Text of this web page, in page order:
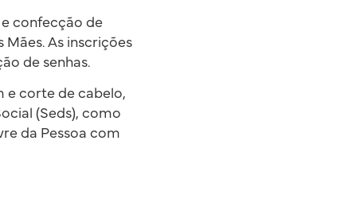
confecção de
As inscrições
de senhas.
e corte de cabelo,
(Seds), como
da Pessoa com